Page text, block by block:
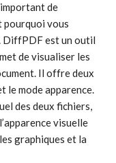
de
pourquoi vous
DiffPDF est un outil
de visualiser les
Il offre deux
le mode apparence.
des deux fichiers,
visuelle
graphiques et la